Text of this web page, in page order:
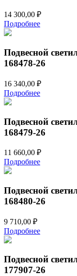
14 300,00 ₽
Подробнее
Подвесной
168478-26
16 340,00 ₽
Подробнее
Подвесной
168479-26
11 660,00 ₽
Подробнее
Подвесной
168480-26
9 710,00 ₽
Подробнее
Подвесной
177907-26